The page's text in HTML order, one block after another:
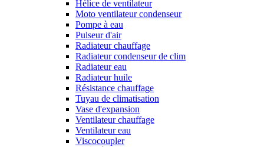
Hélice de ventilateur
Moto ventilateur condenseur
Pompe à eau
Pulseur d'air
Radiateur chauffage
Radiateur condenseur de clim
Radiateur eau
Radiateur huile
Résistance chauffage
Tuyau de climatisation
Vase d'expansion
Ventilateur chauffage
Ventilateur eau
Viscocoupler